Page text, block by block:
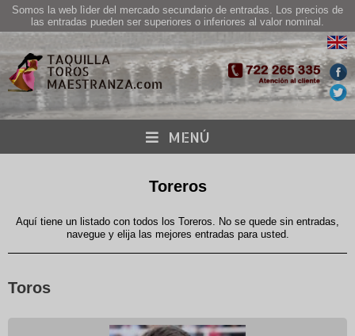
Somos la web lìder del mercado secundario de entradas. Los precios de
las entradas pueden ser superiores o inferiores al valor nominal.
MENÚ
Toreros
Aquí tiene un listado con todos los Toreros. No se quede sin entradas,
navegue y elija las mejores entradas para usted.
Toros